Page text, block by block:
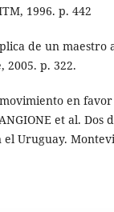
1996. p. 442
de un maestro
2005. p. 322.
en
et al. Dos
Uruguay.